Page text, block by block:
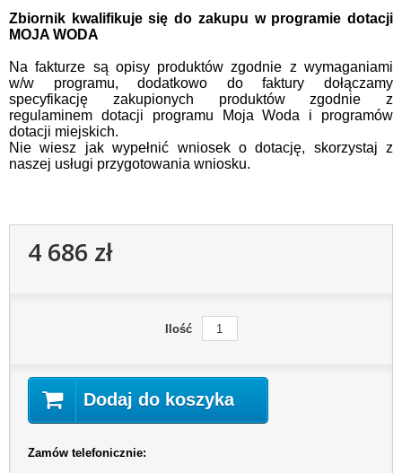
Zbiornik kwalifikuje się do zakupu w programie dotacji
MOJA WODA
Na fakturze są opisy produktów zgodnie z wymaganiami
w/w programu, dodatkowo do faktury dołączamy
specyfikację zakupionych produktów zgodnie z
regulaminem dotacji programu Moja Woda i programów
dotacji miejskich.
Nie wiesz jak wypełnić wniosek o dotację, skorzystaj z
naszej usługi przygotowania wniosku.
4 686 zł
Ilość
Dodaj do koszyka
Zamów telefonicznie: